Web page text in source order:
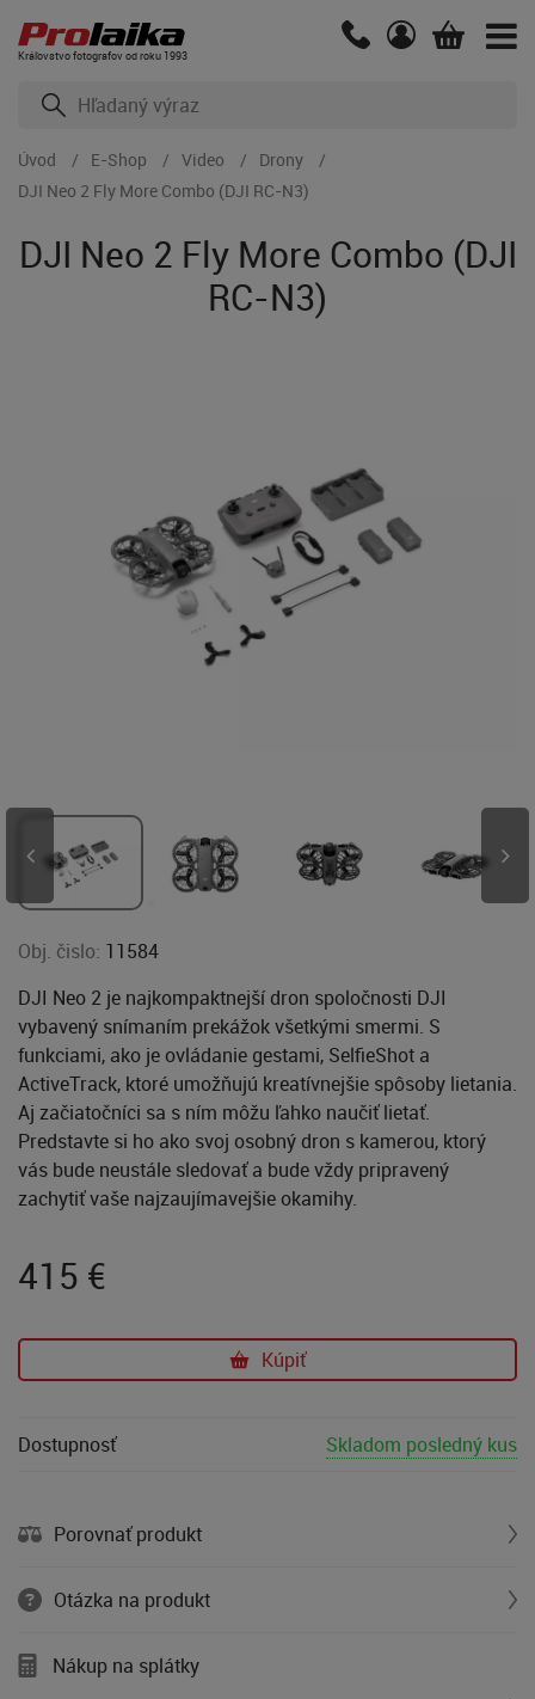
Kráľovstvo fotografov od roku 1993
Úvod E-Shop Video
Drony
DJI Neo 2 Fly More Combo (DJI RC-N3)
DJI Neo 2 Fly More Combo (DJI
RC-N3)
Obj. čislo: 11584
DJI Neo 2 je najkompaktnejší dron spoločnosti DJI
vybavený snímaním prekážok všetkými smermi. S
funkciami, ako je ovládanie gestami, SelfieShot a
ActiveTrack, ktoré umožňujú kreatívnejšie spôsoby lietania.
Aj začiatočníci sa s ním môžu ľahko naučiť lietať.
Predstavte si ho ako svoj osobný dron s kamerou, ktorý
vás bude neustále sledovať a bude vždy pripravený
zachytiť vaše najzaujímavejšie okamihy.
415 €
Kúpiť
Dostupnosť Skladom posledný kus
Porovnať produkt
Otázka na produkt
Nákup na splátky